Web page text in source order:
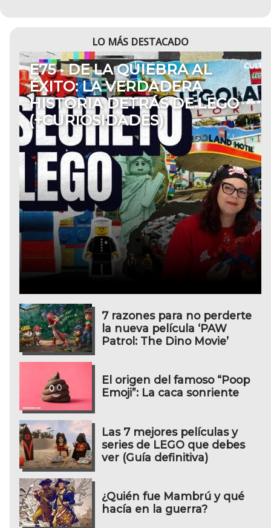
LO MÁS DESTACADO
E75 • DE LA QUIEBRA AL
ÉXITO: LA VERDADERA
HISTORIA DETRÁS DE LEGO
(+CURIOSIDADES)
7 razones para no perderte
la nueva película ‘PAW
Patrol: The Dino Movie’
El origen del famoso “Poop
Emoji”: La caca sonriente
Las 7 mejores películas y
series de LEGO que debes
ver (Guía definitiva)
¿Quién fue Mambrú y qué
hacía en la guerra?